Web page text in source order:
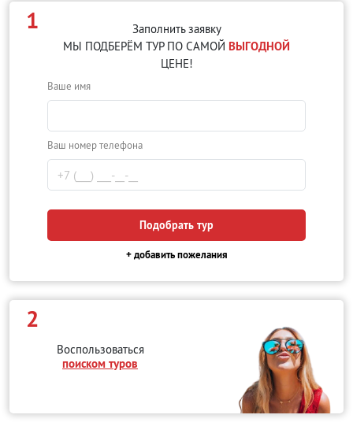
1
Заполнить заявку
МЫ ПОДБЕРЁМ ТУР ПО САМОЙ ВЫГОДНОЙ
ЦЕНЕ!
Ваше имя
Ваш номер телефона
Подобрать тур
+ добавить пожелания
2
Воспользоваться
поиском туров